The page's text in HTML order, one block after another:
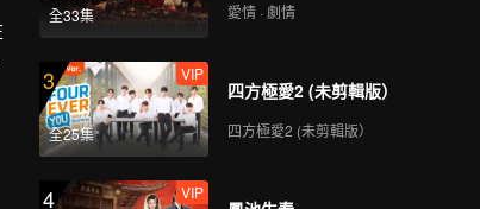
全33集 愛情 · 劇情
3
全25集
VIP
四方極愛2 (未剪輯版）
四方極愛2 (未剪輯版）
4 VIP